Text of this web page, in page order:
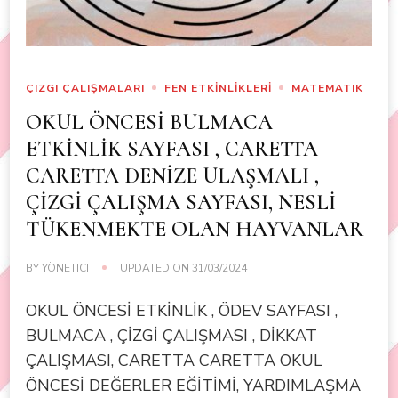
ÇIZGI ÇALIŞMALARI FEN ETKİNLİKLERİ MATEMATIK
OKUL ÖNCESİ BULMACA
ETKİNLİK SAYFASI , CARETTA
CARETTA DENİZE ULAŞMALI ,
ÇİZGİ ÇALIŞMA SAYFASI, NESLİ
TÜKENMEKTE OLAN HAYVANLAR
BYYÖNETICI UPDATED ON 31/03/2024
OKUL ÖNCESİ ETKİNLİK , ÖDEV SAYFASI ,
BULMACA , ÇİZGİ ÇALIŞMASI , DİKKAT
ÇALIŞMASI, CARETTA CARETTA OKUL
ÖNCESİ DEĞERLER EĞİTİMİ, YARDIMLAŞMA